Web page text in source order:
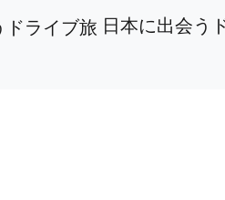
日本に出会う